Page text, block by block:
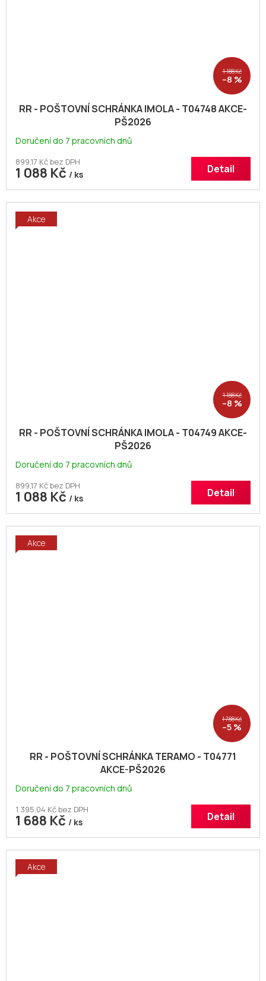
1 188 Kč
–8 %
RR - POŠTOVNÍ SCHRÁNKA IMOLA - T04748 AKCE-
PŠ2026
Doručení do 7 pracovních dnů
899,17 Kč bez DPH
1 088 Kč / ks Detail
Akce
1 188 Kč
–8 %
RR - POŠTOVNÍ SCHRÁNKA IMOLA - T04749 AKCE-
PŠ2026
Doručení do 7 pracovních dnů
899,17 Kč bez DPH
1 088 Kč / ks Detail
Akce
1 788 Kč
–5 %
RR - POŠTOVNÍ SCHRÁNKA TERAMO - T04771
AKCE-PŠ2026
Doručení do 7 pracovních dnů
1 395,04 Kč bez DPH
1 688 Kč / ks Detail
Akce